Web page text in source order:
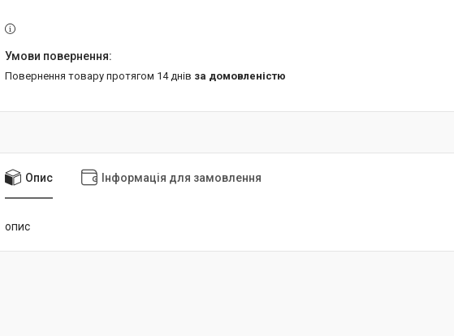
повернення товару протягом 14 днів за домовленістю
Опис Інформація для замовлення
опис